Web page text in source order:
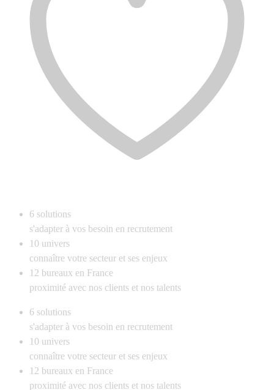
6 solutions
s'adapter à vos besoin en recrutement
10 univers
connaître votre secteur et ses enjeux
12 bureaux en France
proximité avec nos clients et nos talents
6 solutions
s'adapter à vos besoin en recrutement
10 univers
connaître votre secteur et ses enjeux
12 bureaux en France
proximité avec nos clients et nos talents